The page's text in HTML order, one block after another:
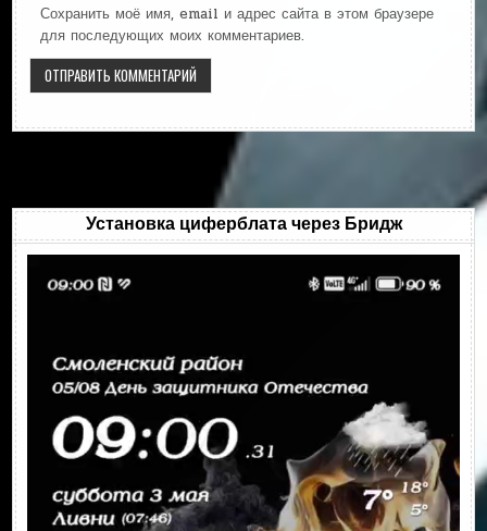
Сохранить моё имя, email и адрес сайта в этом браузере
для последующих моих комментариев.
Установка циферблата через Бридж